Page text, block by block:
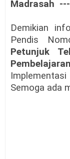
Madrasah
Demikian
Pendis
Petunjuk
Semoga ada